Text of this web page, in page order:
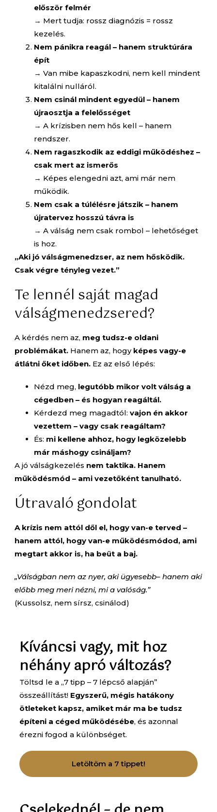
először felmér
→ Mert tudja: rossz diagnózis = rossz
kezelés.
Nem pánikra reagál – hanem struktúrára
épít
→ Van mibe kapaszkodni, nem kell mindent
kitalálni nulláról.
Nem csinál mindent egyedül – hanem
újraosztja a felelősséget
→ A krízisben nem hős kell – hanem
rendszer.
Nem ragaszkodik az eddigi működéshez –
csak mert az ismerős
→ Képes elengedni azt, ami már nem
működik.
Nem csak a túlélésre játszik – hanem
újratervez hosszú távra is
→ A válság nem csak rombol – lehetőséget
is hoz.
„Aki jó válságmenedzser, az nem hősködik.
Csak végre tényleg vezet.”
Te lennél saját magad
válságmenedzsered?
A kérdés nem az, meg tudsz-e oldani
problémákat. Hanem az, hogy képes vagy-e
átlátni őket időben. Ez az első lépés:
Nézd meg, legutóbb mikor volt válság a
cégedben – és hogyan reagáltál.
Kérdezd meg magadtól: vajon én akkor
vezettem – vagy csak reagáltam?
És: mi kellene ahhoz, hogy legközelebb
már máshogy csináljam?
A jó válságkezelés nem taktika. Hanem
működésmód – ami vezetőként tanulható.
Útravaló gondolat
A krízis nem attól dől el, hogy van-e terved –
hanem attól, hogy van-e működésmódod, ami
megtart akkor is, ha beüt a baj.
„Válságban nem az nyer, aki ügyesebb– hanem aki
előbb meg meri nézni, mi a valóság.”
(Kussolsz, nem sírsz, csinálod)
Kíváncsi vagy, mit hoz
néhány apró változás?
Töltsd le a „7 tipp – 7 lépcső alapján”
összeállítást! Egyszerű, mégis hatákony
ötleteket kapsz, amiket már ma be tudsz
építeni a céged működésébe, és azonnal
érezni fogod a különbséget.
Letöltöm a 7 tippet!